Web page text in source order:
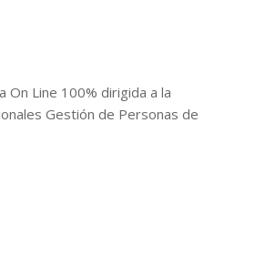
On Line 100% dirigida a la
Gestión de Personas de